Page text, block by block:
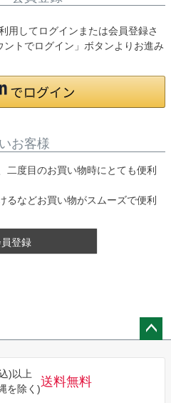
用してログインまたは会員登録さ
トでログイン」ボタンよりお進み
お客様
二度目のお買い物時にとても便利
るなどお買い物がスムーズで便利
登録
)以上
を除く)
送料無料